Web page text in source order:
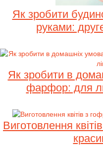
Як зробити
руками:
Як зробити в
фарфор: для
Виготовлення